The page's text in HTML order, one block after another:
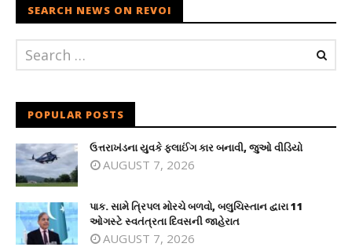
SEARCH NEWS ON REVOI
POPULAR POSTS
ઉત્તરાખંડના યુવકે ફ્લાઈંગ કાર બનાવી, જુઓ વીડિયો
AUGUST 7, 2026
પાક. સામે ત્રિપલ મોરચે બળવો, બલુચિસ્તાન દ્વારા 11
ઓગસ્ટે સ્વતંત્રતા દિવસની જાહેરાત
AUGUST 7, 2026